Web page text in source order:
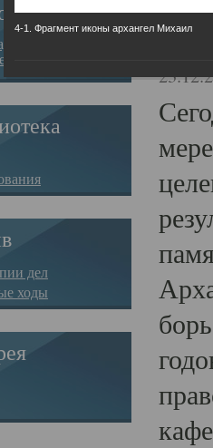
за веру в
Севере”
дел
ходы
4-1. Фрагмент иконы архангел Михаил